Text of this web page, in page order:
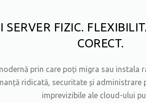
SERVER FIZIC.
CORECT.
prin care poți migra sau instala
ridicată, securitate și
imprevizibile ale cloud-ului